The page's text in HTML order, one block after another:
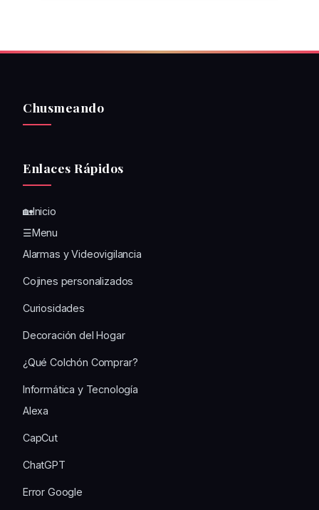
Chusmeando
Enlaces Rápidos
🏡Inicio
☰Menu
Alarmas y Videovigilancia
Cojines personalizados
Curiosidades
Decoración del Hogar
¿Qué Colchón Comprar?
Informática y Tecnología
Alexa
CapCut
ChatGPT
Error Google